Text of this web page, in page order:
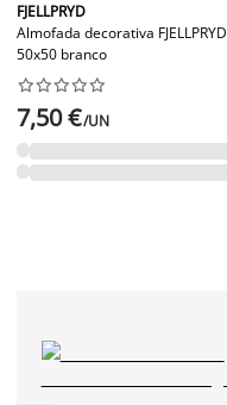
FJELLPRYD
Almofada decorativa FJELLPRYD
50x50 branco






7,50 €/UN